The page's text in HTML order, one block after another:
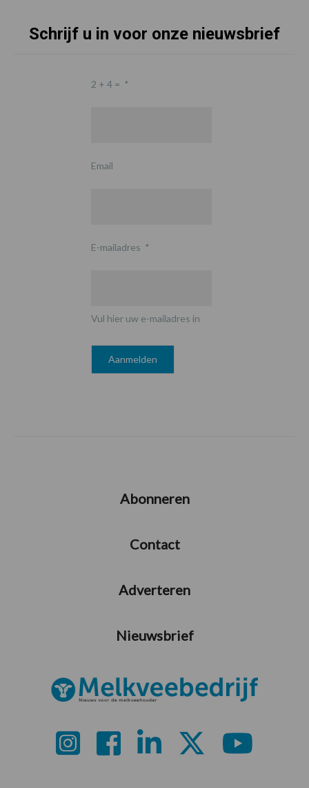
Schrijf u in voor onze nieuwsbrief
2 + 4 = *
Email
E-mailadres *
Vul hier uw e-mailadres in
Abonneren
Contact
Adverteren
Nieuwsbrief